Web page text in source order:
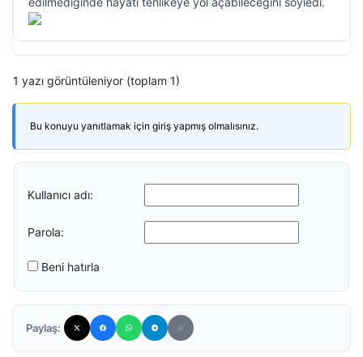
1 yazı görüntüleniyor (toplam 1)
Bu konuyu yanıtlamak için giriş yapmış olmalısınız.
Kullanıcı adı:
Parola:
Beni hatırla
Paylaş: